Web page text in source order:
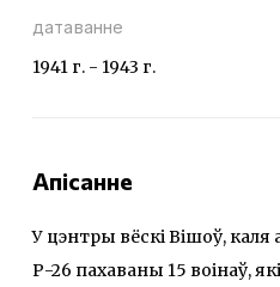
датаванне
1941 г. - 1943 г.
Апісанне
У цэнтры вёскі Вішоў,
Р-26 пахаваны 15 воінаў,